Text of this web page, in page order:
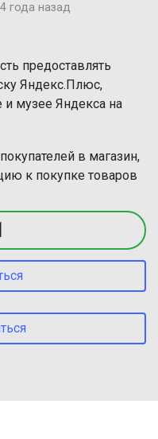
4 года назад
предоставлять
Яндекс.Плюс,
музее Яндекса на
в магазин,
к покупке товаров